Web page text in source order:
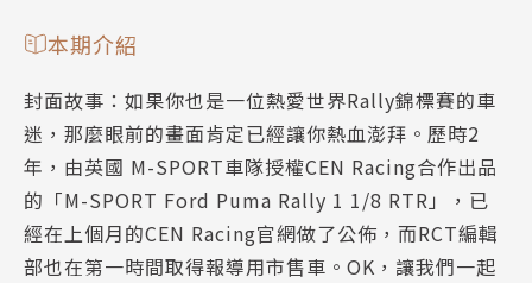
本期介紹
封面故事：如果你也是一位熱愛世界Rally錦標賽的車
迷，那麼眼前的畫面肯定已經讓你熱血澎拜。歷時2
年，由英國 M-SPORT車隊授權CEN Racing合作出品
的「M-SPORT Ford Puma Rally 1 1/8 RTR」，已
經在上個月的CEN Racing官網做了公佈，而RCT編輯
部也在第一時間取得報導用市售車。OK，讓我們一起